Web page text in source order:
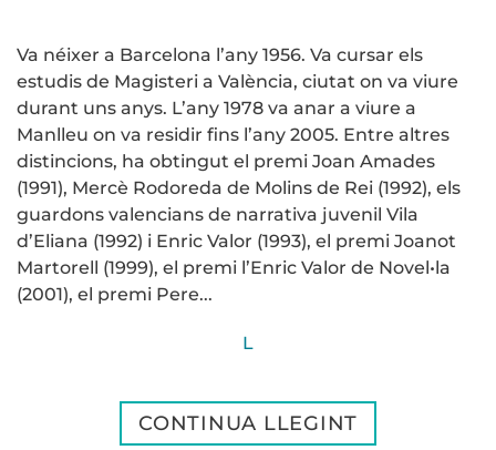
Va néixer a Barcelona l’any 1956. Va cursar els
estudis de Magisteri a València, ciutat on va viure
durant uns anys. L’any 1978 va anar a viure a
Manlleu on va residir fins l’any 2005. Entre altres
distincions, ha obtingut el premi Joan Amades
(1991), Mercè Rodoreda de Molins de Rei (1992), els
guardons valencians de narrativa juvenil Vila
d’Eliana (1992) i Enric Valor (1993), el premi Joanot
Martorell (1999), el premi l’Enric Valor de Novel•la
(2001), el premi Pere...
L
CONTINUA LLEGINT